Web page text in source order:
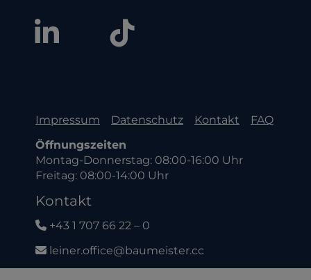
Impressum Datenschutz Kontakt
FAQ
Öffnungszeiten
Montag-Donnerstag: 08:00-16:00 Uhr
Freitag: 08:00-14:00 Uhr
Kontakt
+43 1 707 66 22 – 0
leiner.office@baumeister.cc